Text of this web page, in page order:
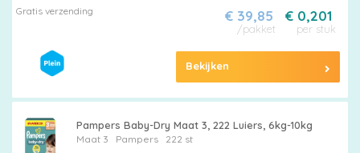
Gratis verzending € 0,201
per stuk
€ 39,85
/pakket
Bekijken
Pampers Baby-Dry Maat 3, 222 Luiers, 6kg-10kg
Maat 3 Pampers 222 st